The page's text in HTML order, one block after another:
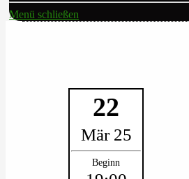
Menü schließen
22
Mär 25
Beginn